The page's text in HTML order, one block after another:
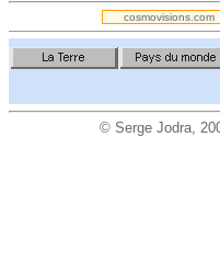
cosmovisions.com
© Serge Jodra,